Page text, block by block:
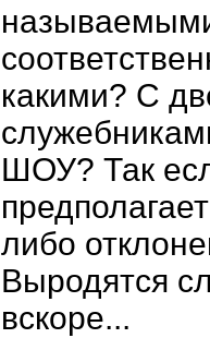
какими? С
ШОУ? Так
либо
Выродятся
вскоре...